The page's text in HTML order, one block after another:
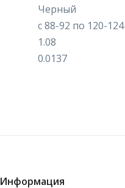
Черный
с 88-92 по 120-124
1.08
0.0137
Информация